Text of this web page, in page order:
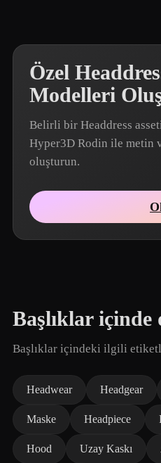
Özel
Modelleri
Belirli bir Headdress
Hyper3D Rodin ile metin
oluşturun.
Başlıklar içinde
Başlıklar içindeki ilgili
Headwear Headgear
Maske Headpiece
Hood Uzay Kaskı